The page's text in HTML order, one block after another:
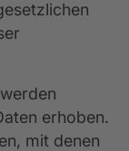
erhoben.
mit denen